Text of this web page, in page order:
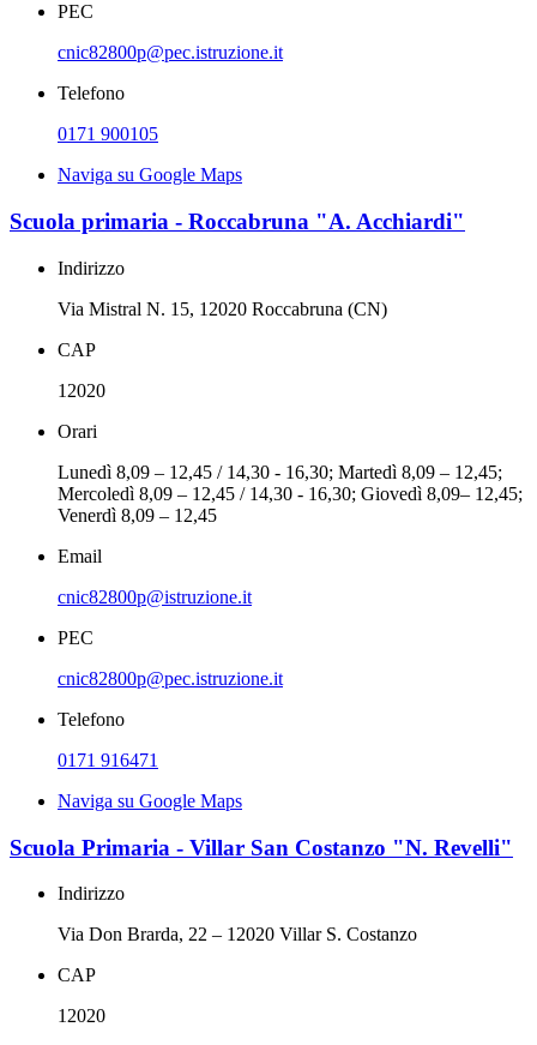
PEC
cnic82800p@pec.istruzione.it
Telefono
0171 900105
Naviga su Google Maps
Scuola primaria - Roccabruna "A. Acchiardi"
Indirizzo
Via Mistral N. 15, 12020 Roccabruna (CN)
CAP
12020
Orari
Lunedì 8,09 – 12,45 / 14,30 - 16,30; Martedì 8,09 – 12,45;
Mercoledì 8,09 – 12,45 / 14,30 - 16,30; Giovedì 8,09– 12,45;
Venerdì 8,09 – 12,45
Email
cnic82800p@istruzione.it
PEC
cnic82800p@pec.istruzione.it
Telefono
0171 916471
Naviga su Google Maps
Scuola Primaria - Villar San Costanzo "N. Revelli"
Indirizzo
Via Don Brarda, 22 – 12020 Villar S. Costanzo
CAP
12020